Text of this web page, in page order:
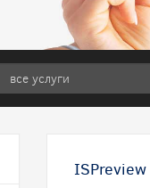
ISPreview